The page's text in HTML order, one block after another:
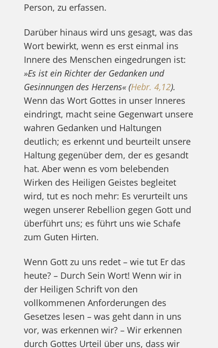
Person, zu erfassen.
Darüber hinaus wird uns gesagt, was das
Wort bewirkt, wenn es erst einmal ins
Innere des Menschen eingedrungen ist:
»Es ist ein Richter der Gedanken und
Gesinnungen des Herzens« (Hebr. 4,12).
Wenn das Wort Gottes in unser Inneres
eindringt, macht seine Gegenwart unsere
wahren Gedanken und Haltungen
deutlich; es erkennt und beurteilt unsere
Haltung gegenüber dem, der es gesandt
hat. Aber wenn es vom belebenden
Wirken des Heiligen Geistes begleitet
wird, tut es noch mehr: Es verurteilt uns
wegen unserer Rebellion gegen Gott und
überführt uns; es führt uns wie Schafe
zum Guten Hirten.
Wenn Gott zu uns redet – wie tut Er das
heute? – Durch Sein Wort! Wenn wir in
der Heiligen Schrift von den
vollkommenen Anforderungen des
Gesetzes lesen – was geht dann in uns
vor, was erkennen wir? – Wir erkennen
durch Gottes Urteil über uns, dass wir